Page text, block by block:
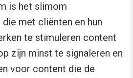
is het slimom
met cliënten en hun
te stimuleren content
zijn minst te signaleren en
voor content die de